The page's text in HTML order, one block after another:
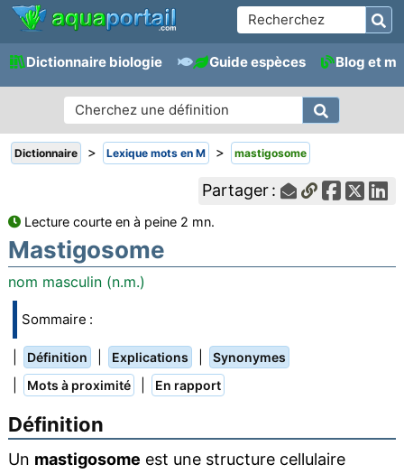
Dictionnaire biologie Guide espèces Blog et
Dictionnaire > Lexique mots en M > mastigosome
Partager :
Lecture courte en à peine 2 mn.
Mastigosome
nom masculin (n.m.)
Sommaire :
Définition Explications Synonymes
Mots à proximité En rapport
Définition
Un mastigosome est une structure cellulaire